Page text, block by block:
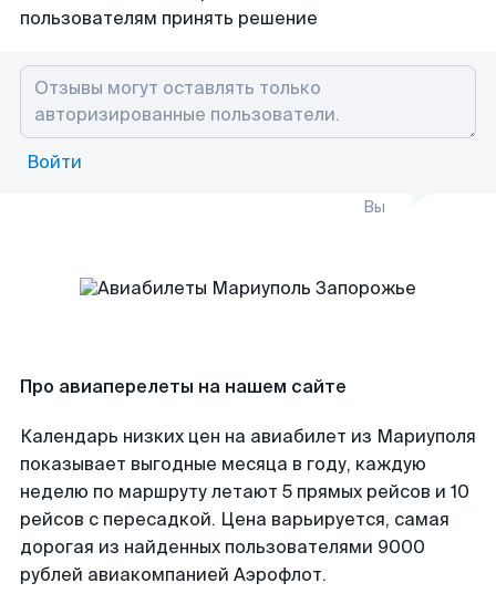
пользователям принять решение
Войти
Вы
Про авиаперелеты на нашем сайте
Календарь низких цен на авиабилет из Мариуполя
показывает выгодные месяца в году, каждую
неделю по маршруту летают 5 прямых рейсов и 10
рейсов с пересадкой. Цена варьируется, самая
дорогая из найденных пользователями 9000
рублей авиакомпанией Аэрофлот.